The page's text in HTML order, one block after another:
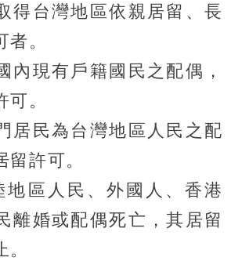
得台灣地區依親居留、長
。
內現有戶籍國民之配偶，
。
居民為台灣地區人民之配
留許可。
地區人民、外國人、香港
離婚或配偶死亡，其居留